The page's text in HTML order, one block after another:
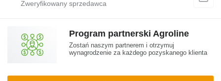
Program partnerski Agroline
Zostań naszym partnerem i otrzymuj
wynagrodzenie za każdego pozyskanego klienta